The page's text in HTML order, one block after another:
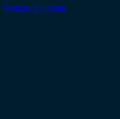
Fortsæt til indhold